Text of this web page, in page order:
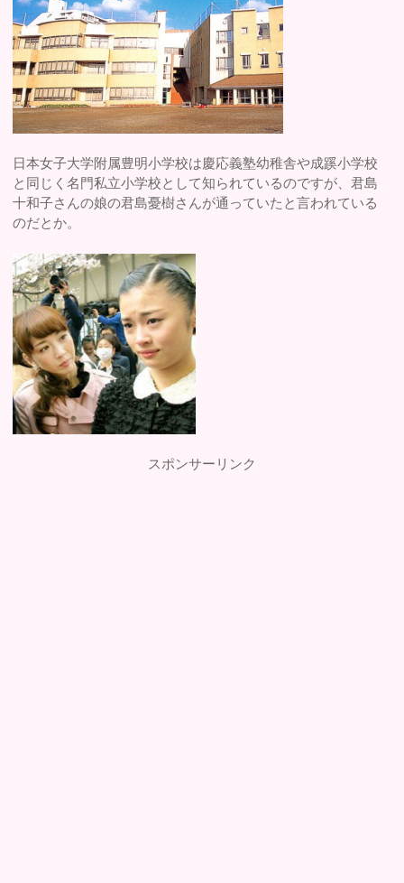
日本女子大学附属豊明小学校は慶応義塾幼稚舎や成蹊小学校
と同じく名門私立小学校として知られているのですが、君島
十和子さんの娘の君島憂樹さんが通っていたと言われている
のだとか。
スポンサーリンク